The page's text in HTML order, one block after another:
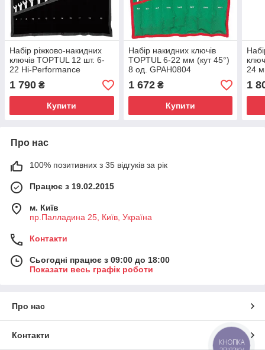
Набір ріжково-накидних
ключів TOPTUL 12 шт. 6-
22 Hi-Performance
GPAX1202
1 790 ₴
Купити
Набір накидних ключів
TOPTUL 6-22 мм (кут 45°)
8 од. GPAH0804
1 672₴
Купити
24
1
Про нас
100% позитивних з 35 відгуків за рік
Працює з 19.02.2015
м. Київ
пр.Палладина 25, Київ, Україна
Контакти
Сьогодні працює з 09:00 до 18:00
Показати весь графік роботи
Про нас
Контакти
КНОПКА